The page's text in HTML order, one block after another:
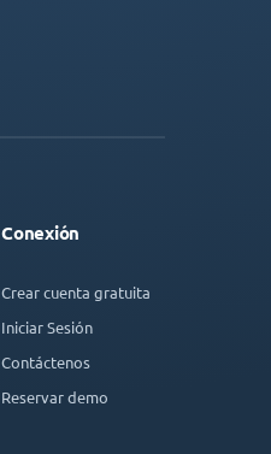
Conexión
Crear cuenta gratuita
Iniciar Sesión
Contáctenos
Reservar demo